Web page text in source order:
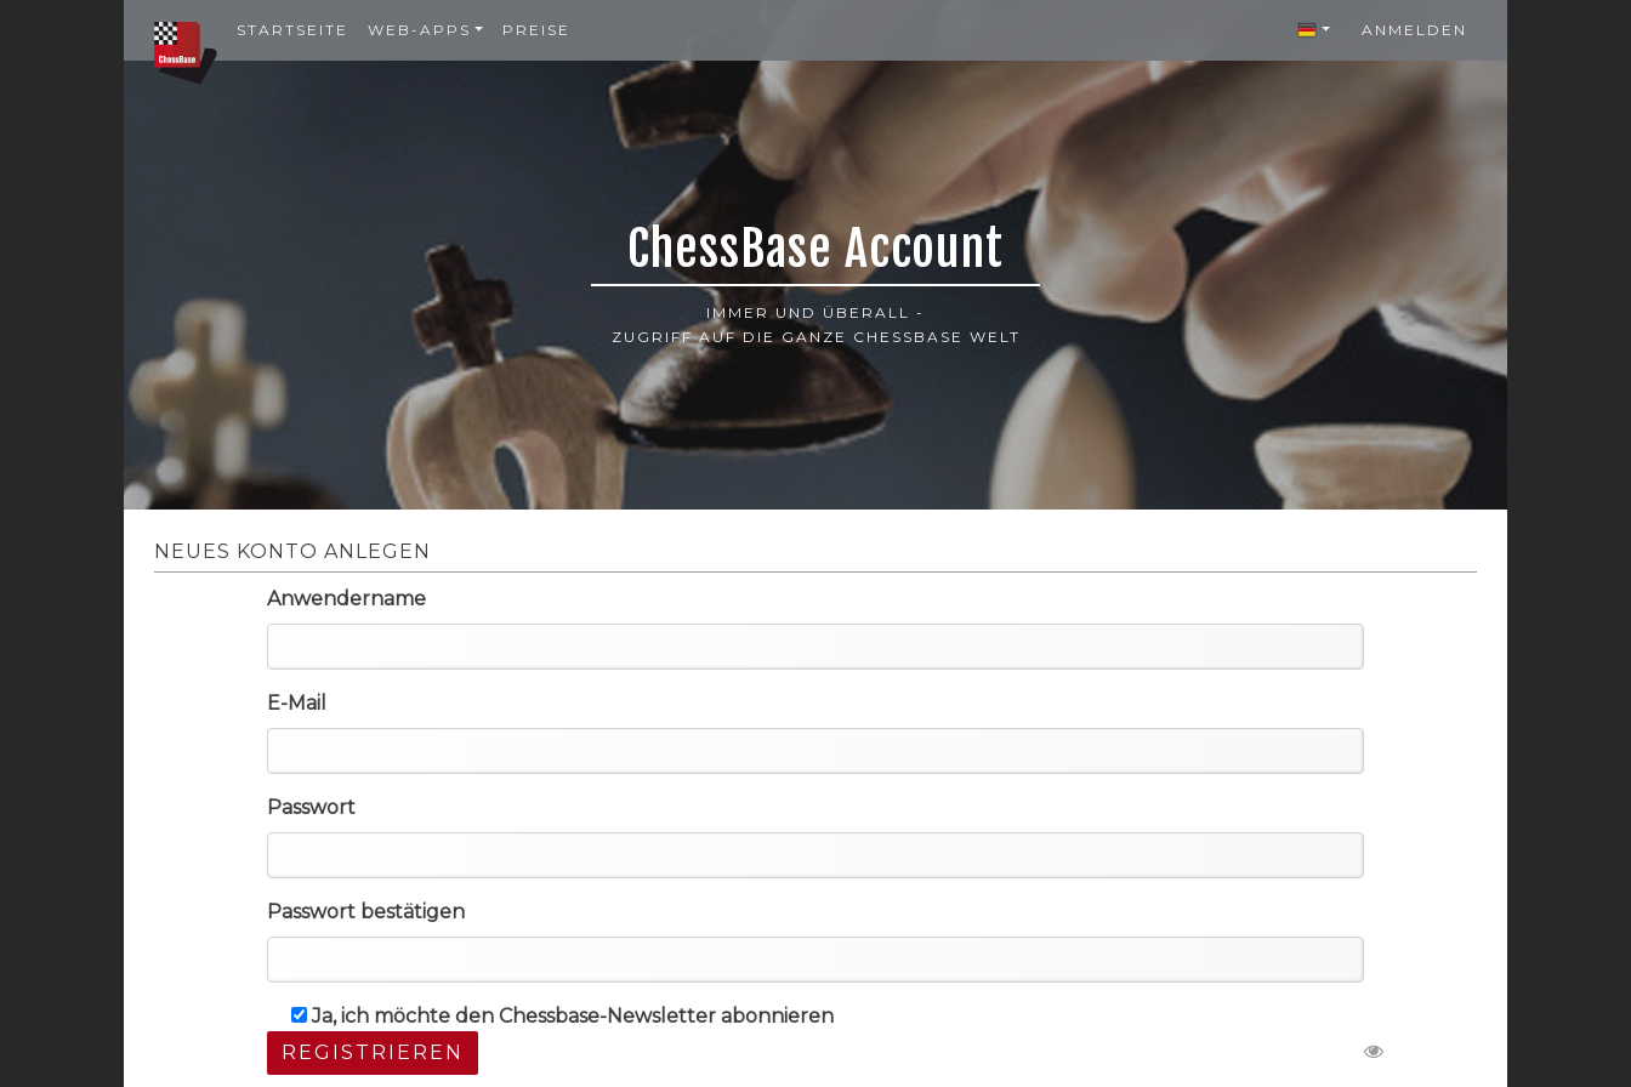
STARTSEITE WEB-APPS PREISE ANMELDEN
ChessBase Account
IMMER UND ÜBERALL -
ZUGRIFF AUF DIE GANZE CHESSBASE WELT
NEUES KONTO ANLEGEN
Anwendername
E-Mail
Passwort
Passwort bestätigen
Ja, ich möchte den Chessbase-Newsletter abonnieren
REGISTRIEREN